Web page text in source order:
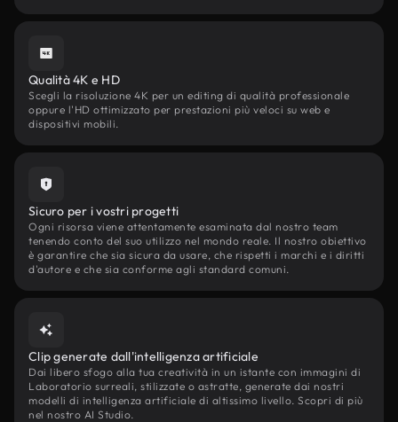
Qualità 4K e HD
Scegli la risoluzione 4K per un editing di qualità professionale
oppure l'HD ottimizzato per prestazioni più veloci su web e
dispositivi mobili.
Sicuro per i vostri progetti
Ogni risorsa viene attentamente esaminata dal nostro team
tenendo conto del suo utilizzo nel mondo reale. Il nostro obiettivo
è garantire che sia sicura da usare, che rispetti i marchi e i diritti
d'autore e che sia conforme agli standard comuni.
Clip generate dall'intelligenza artificiale
Dai libero sfogo alla tua creatività in un istante con immagini di
Laboratorio surreali, stilizzate o astratte, generate dai nostri
modelli di intelligenza artificiale di altissimo livello. Scopri di più
nel nostro AI Studio.